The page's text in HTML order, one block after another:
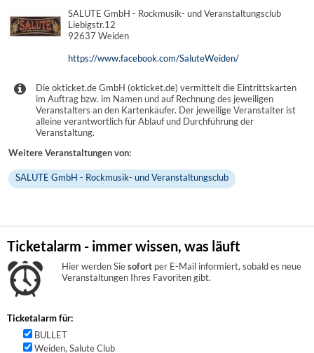
SALUTE GmbH - Rockmusik- und Veranstaltungsclub
Liebigstr.12
92637 Weiden
https://www.facebook.com/SaluteWeiden/
Die okticket.de GmbH (okticket.de) vermittelt die Eintrittskarten
im Auftrag bzw. im Namen und auf Rechnung des jeweiligen
Veranstalters an den Kartenkäufer. Der jeweilige Veranstalter ist
alleine verantwortlich für Ablauf und Durchführung der
Veranstaltung.
Weitere Veranstaltungen von:
SALUTE GmbH - Rockmusik- und Veranstaltungsclub
Ticketalarm - immer wissen, was läuft
Hier werden Siesofort per E-Mail informiert, sobald es neue
Veranstaltungen Ihres Favoriten gibt.
Ticketalarm für:
BULLET
Weiden, Salute Club